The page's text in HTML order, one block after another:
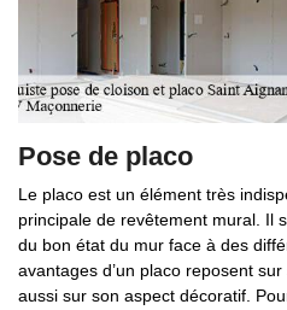
Pose de placo
Le placo est un élément très
principale de revêtement mural. Il
du bon état du mur face à des
avantages d’un placo reposent
aussi sur son aspect décoratif.